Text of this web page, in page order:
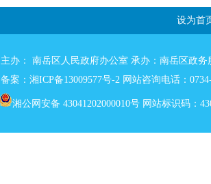
设为首
主办： 南岳区人民政府办公室 承办：南岳区政务
备案：湘ICP备13009577号-2 网站咨询电话：
湘公网安备 43041202000010号 网站标识码：